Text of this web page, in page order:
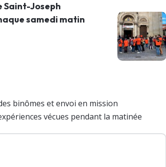
Saint-Joseph
samedi matin
binômes et envoi en mission
vécues pendant la matinée